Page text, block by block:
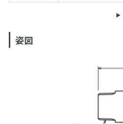
姿図